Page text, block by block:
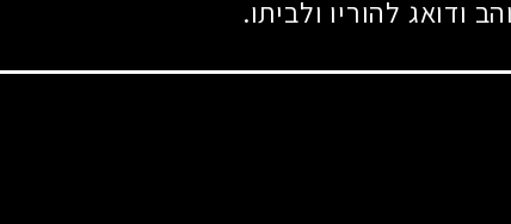
ודואג להוריו ולביתו.